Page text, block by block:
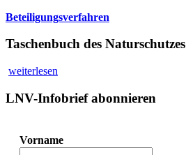
Beteiligungsverfahren
Taschenbuch des Naturschutzes
weiterlesen
LNV-Infobrief abonnieren
Vorname